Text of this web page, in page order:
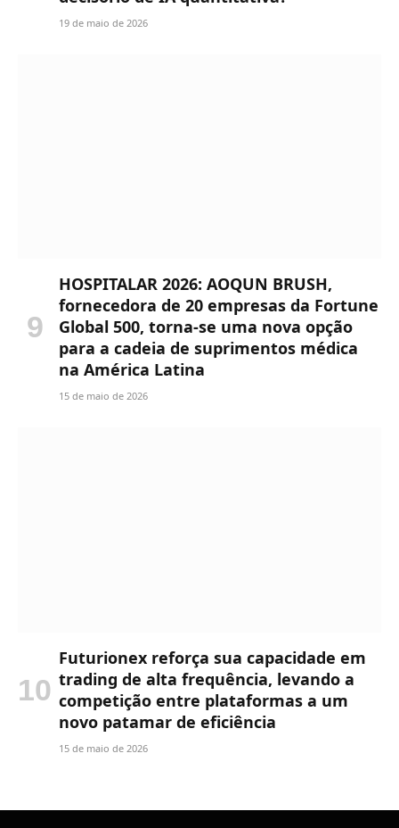
19 de maio de 2026
HOSPITALAR 2026: AOQUN BRUSH,
fornecedora de 20 empresas da Fortune
Global 500, torna-se uma nova opção
para a cadeia de suprimentos médica
na América Latina
15 de maio de 2026
Futurionex reforça sua capacidade em
trading de alta frequência, levando a
competição entre plataformas a um
novo patamar de eficiência
15 de maio de 2026